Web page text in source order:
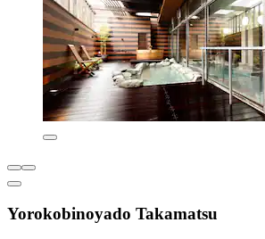
Yorokobinoyado Takamatsu